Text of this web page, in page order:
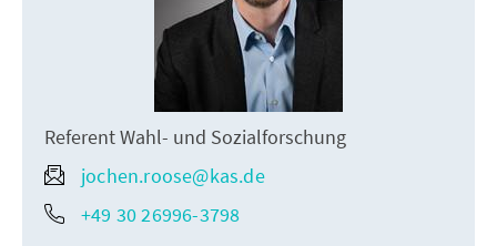
Referent Wahl- und Sozialforschung
jochen.roose@kas.de
+49 30 26996-3798